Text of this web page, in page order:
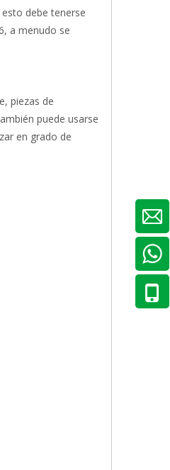
debe tenerse
a menudo se
piezas de
puede usarse
en grado de